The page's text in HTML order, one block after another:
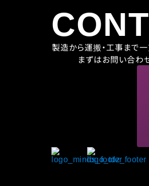
製造から運搬・工事まで一
まずはお問い合わ